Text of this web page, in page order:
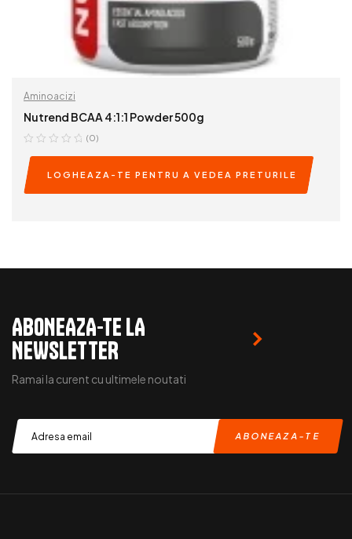
Aminoacizi
Nutrend BCAA 4:1:1 Powder 500g
(0)
LOGHEAZA-TE PENTRU A VEDEA PRETURILE
ABONEAZA-TE LA
NEWSLETTER
Ramai la curent cu ultimele noutati